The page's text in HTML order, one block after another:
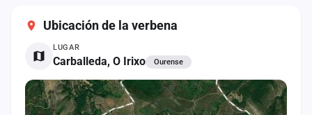
Ubicación de la verbena
LUGAR
Carballeda, O Irixo Ourense
Contacto